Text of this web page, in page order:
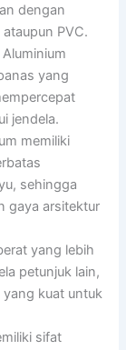
dengan
PVC.
yang
jendela.
memiliki
sehingga
gaya arsitektur
yang lebih
petunjuk lain,
kuat untuk
sifat